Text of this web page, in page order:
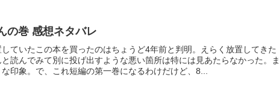
の巻 感想ネタバレ
ていたこの本を買ったのはちょうど4年前と判明。えらく放置してきた
読んでみて別に投げ出すような悪い箇所は特には見あたらなかった。ま
印象。で、これ短編の第一巻になるわけだけど、8...